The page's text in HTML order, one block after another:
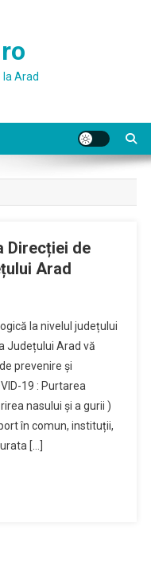
Arad
Direcției de
Arad
la nivelul județului
Județului Arad vă
prevenire și
19 : Purtarea
nasului și a gurii )
în comun, instituții,
[…]